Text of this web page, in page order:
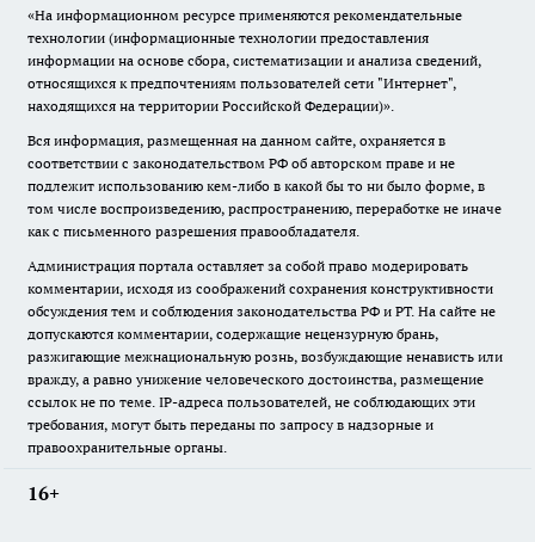
«На информационном ресурсе применяются рекомендательные
технологии (информационные технологии предоставления
информации на основе сбора, систематизации и анализа сведений,
относящихся к предпочтениям пользователей сети "Интернет",
находящихся на территории Российской Федерации)».
Вся информация, размещенная на данном сайте, охраняется в
соответствии с законодательством РФ об авторском праве и не
подлежит использованию кем-либо в какой бы то ни было форме, в
том числе воспроизведению, распространению, переработке не иначе
как с письменного разрешения правообладателя.
Администрация портала оставляет за собой право модерировать
комментарии, исходя из соображений сохранения конструктивности
обсуждения тем и соблюдения законодательства РФ и РТ. На сайте не
допускаются комментарии, содержащие нецензурную брань,
разжигающие межнациональную рознь, возбуждающие ненависть или
вражду, а равно унижение человеческого достоинства, размещение
ссылок не по теме. IP-адреса пользователей, не соблюдающих эти
требования, могут быть переданы по запросу в надзорные и
правоохранительные органы.
16+